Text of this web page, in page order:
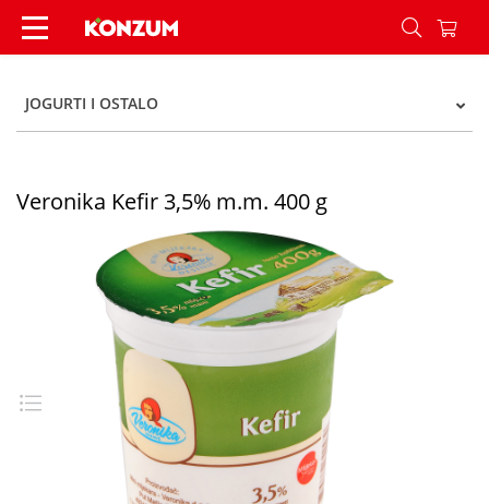
Veronika Kefir 3,5% m.m. 400 g - Konzum
JOGURTI I OSTALO
Veronika Kefir 3,5% m.m. 400 g